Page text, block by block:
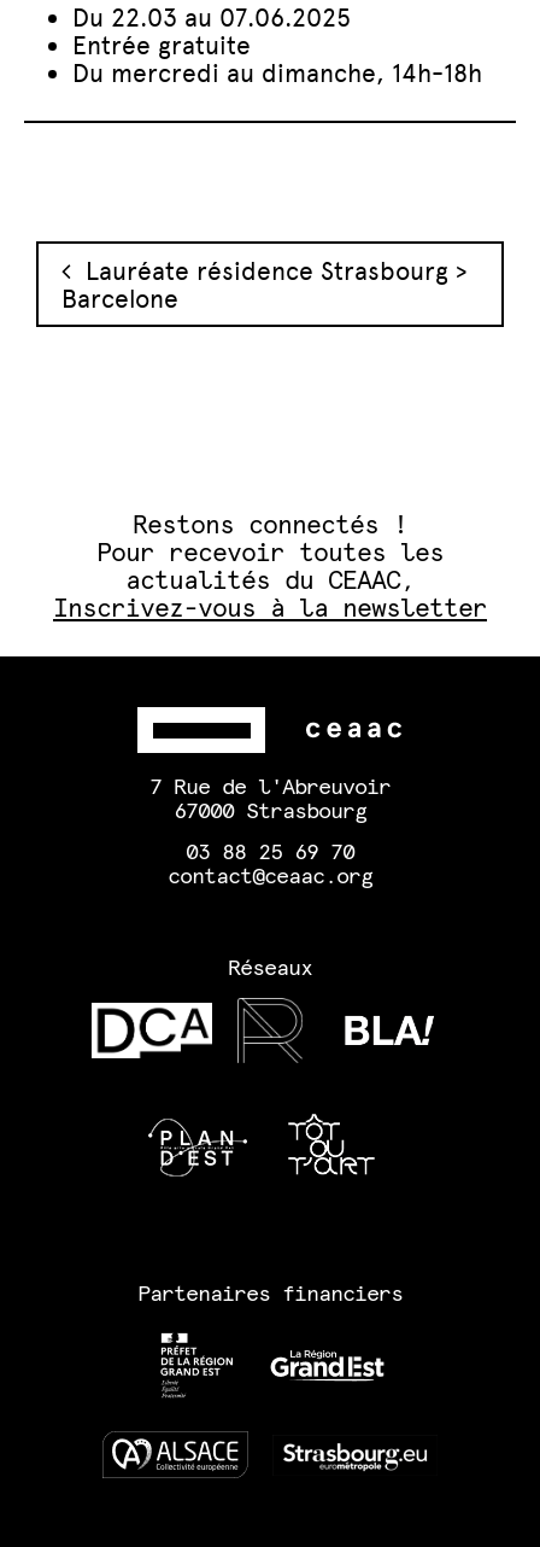
Du 22.03 au 07.06.2025
Entrée gratuite
Du mercredi au dimanche, 14h-18h
Navigation des articles
Lauréate résidence Strasbourg >
Barcelone
Restons connectés !
Pour recevoir toutes les
actualités du CEAAC,
Inscrivez-vous à la newsletter
7 Rue de l'Abreuvoir
67000 Strasbourg
03 88 25 69 70
contact@ceaac.org
Réseaux
Partenaires financiers